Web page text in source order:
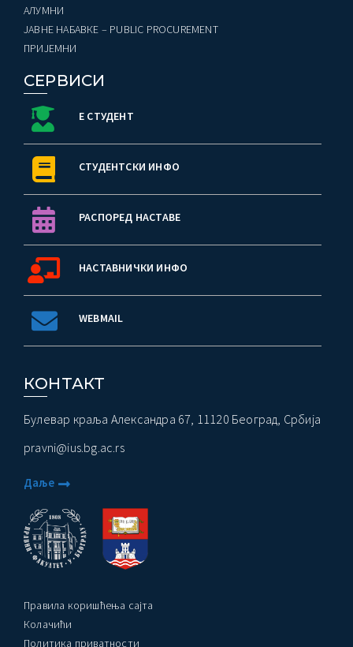
AЛУМНИ
ЈАВНЕ НАБАВКЕ – PUBLIC PROCUREMENT
ПРИЈЕМНИ
СЕРВИСИ
Е СТУДЕНТ
СТУДЕНТСКИ ИНФО
РАСПОРЕД НАСТАВЕ
НАСТАВНИЧКИ ИНФО
WEBMAIL
КОНТАКТ
Булевар краља Александра 67, 11120 Београд, Србија
pravni@ius.bg.ac.rs
Даље
Правила коришћења сајта
Колачићи
Политика приватности